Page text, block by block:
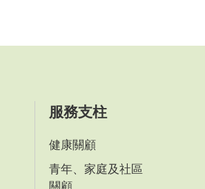
服務支柱
健康關顧
青年、家庭及社區
關顧